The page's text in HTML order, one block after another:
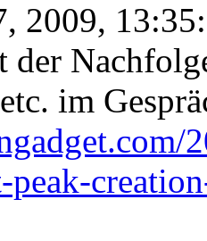
2009,
der
im